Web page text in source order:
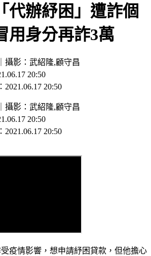
代辦紓困」遭詐個
身分再詐3萬
攝影：武紹隆,顧守昌
20:50
20:50
攝影 ： 武紹隆,顧守昌
20:50
2021.06.17 20:50
疫情影響，想申請紓困貸款，但他擔心